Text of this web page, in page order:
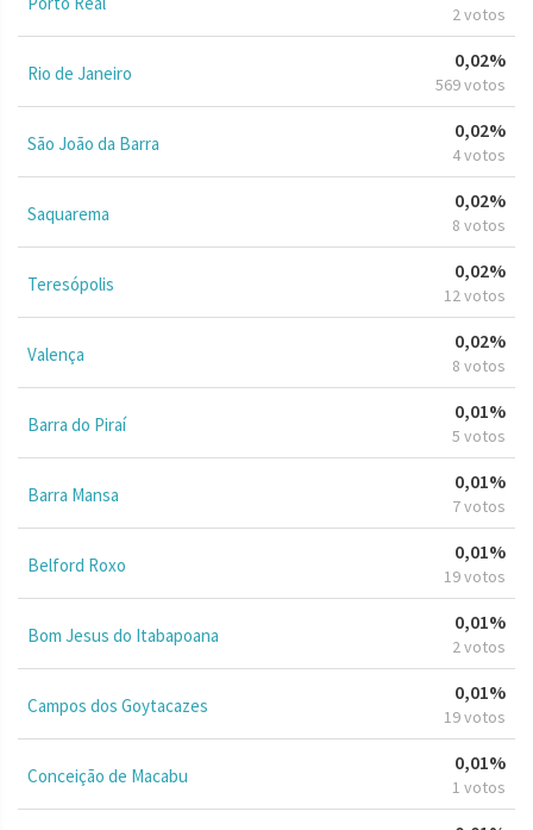
2 votos
Rio de Janeiro
0,02%
569 votos
São João da Barra
0,02%
4 votos
Saquarema
0,02%
8 votos
Teresópolis
0,02%
12 votos
Valença
0,02%
8 votos
Barra do Piraí
0,01%
5 votos
Barra Mansa
0,01%
7 votos
Belford Roxo
0,01%
19 votos
Bom Jesus do Itabapoana
0,01%
2 votos
Campos dos Goytacazes
0,01%
19 votos
Conceição de Macabu
0,01%
1 votos